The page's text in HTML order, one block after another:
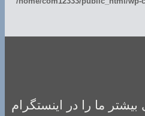
ما را در اینستگرام